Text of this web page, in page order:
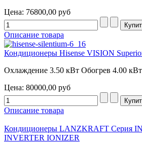
Цена: 76800,00 руб
Описание товара
Кондиционеры Hisense VISION
Охлаждение 3.50 кВт Обогрев 4.00
Цена: 80000,00 руб
Описание товара
Кондиционеры LANZKRAFT Серия
INVERTER IONIZER